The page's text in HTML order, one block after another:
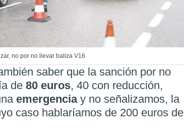
no por no llevar baliza V16
saber que la sanción por no
de 80 euros, 40 con reducción,
emergencia y no señalizamos, la
caso hablaríamos de 200 euros de